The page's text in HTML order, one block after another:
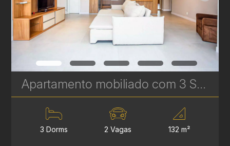
Apartamento mobiliado com 3 Suítes para venda no Artsy - 2 vagas de garagem - Batel | Ref. 1795
3 Dorms 2 Vagas 132 m²